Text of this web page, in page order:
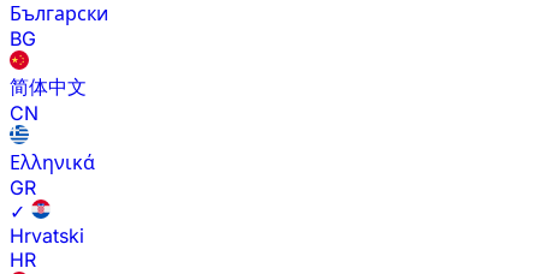
Български
BG
简体中文
CN
Ελληνικά
GR
✓
Hrvatski
HR